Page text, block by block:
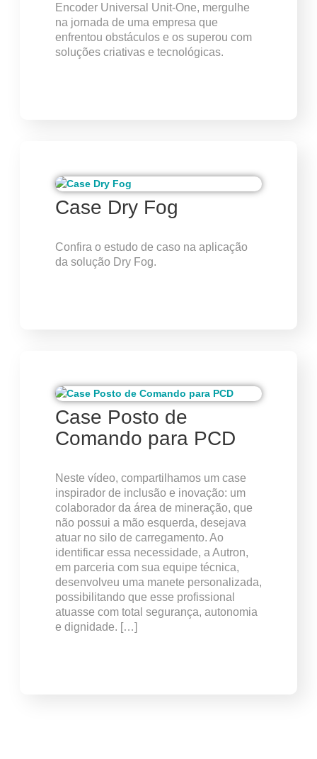
Encoder Universal Unit-One, mergulhe
na jornada de uma empresa que
enfrentou obstáculos e os superou com
soluções criativas e tecnológicas.
Case Dry Fog
Confira o estudo de caso na aplicação
da solução Dry Fog.
Case Posto de
Comando para PCD
Neste vídeo, compartilhamos um case
inspirador de inclusão e inovação: um
colaborador da área de mineração, que
não possui a mão esquerda, desejava
atuar no silo de carregamento. Ao
identificar essa necessidade, a Autron,
em parceria com sua equipe técnica,
desenvolveu uma manete personalizada,
possibilitando que esse profissional
atuasse com total segurança, autonomia
e dignidade. […]